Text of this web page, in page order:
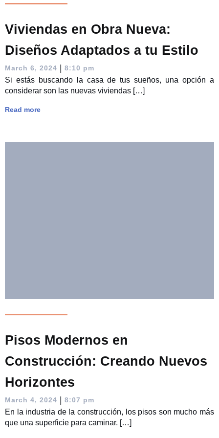
Viviendas en Obra Nueva:
Diseños Adaptados a tu Estilo
March 6, 2024 8:10 pm
Si estás buscando la casa de tus sueños, una opción a
considerar son las nuevas viviendas […]
Read more
Pisos Modernos en
Construcción: Creando Nuevos
Horizontes
March 4, 2024 8:07 pm
En la industria de la construcción, los pisos son mucho más
que una superficie para caminar. […]